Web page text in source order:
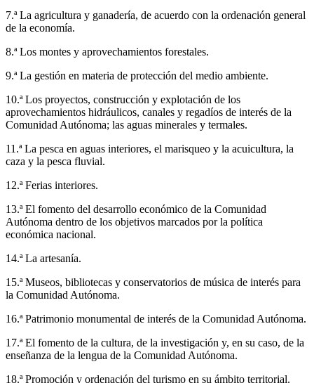
7.ª La agricultura y ganadería, de acuerdo con la ordenación general
de la economía.
8.ª Los montes y aprovechamientos forestales.
9.ª La gestión en materia de protección del medio ambiente.
10.ª Los proyectos, construcción y explotación de los
aprovechamientos hidráulicos, canales y regadíos de interés de la
Comunidad Autónoma; las aguas minerales y termales.
11.ª La pesca en aguas interiores, el marisqueo y la acuicultura, la
caza y la pesca fluvial.
12.ª Ferias interiores.
13.ª El fomento del desarrollo económico de la Comunidad
Autónoma dentro de los objetivos marcados por la política
económica nacional.
14.ª La artesanía.
15.ª Museos, bibliotecas y conservatorios de música de interés para
la Comunidad Autónoma.
16.ª Patrimonio monumental de interés de la Comunidad Autónoma.
17.ª El fomento de la cultura, de la investigación y, en su caso, de la
enseñanza de la lengua de la Comunidad Autónoma.
18.ª Promoción y ordenación del turismo en su ámbito territorial.